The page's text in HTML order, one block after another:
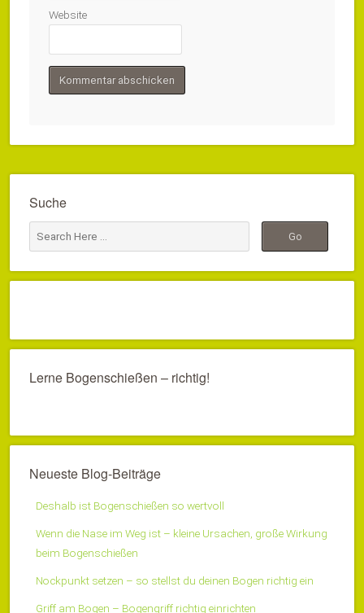
Website
Suche
Lerne Bogenschießen – richtig!
Neueste Blog-Beiträge
Deshalb ist Bogenschießen so wertvoll
Wenn die Nase im Weg ist – kleine Ursachen, große Wirkung
beim Bogenschießen
Nockpunkt setzen – so stellst du deinen Bogen richtig ein
Griff am Bogen – Bogengriff richtig einrichten